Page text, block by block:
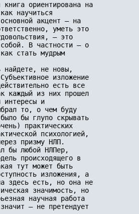
книга ориентирована на
научиться
акцент – на
уметь это
– это
В частности – о
стать мудрым
найдете, не новы,
изложение
есть все
каждый из них прошел
интересы и
то, о чем буду
бы глупо скрывать
практических
психологией,
призму НЛП.
бы любой НЛПер,
происходящего в
тут может быть
изложения, а
здесь есть, но она не
значимость, но
научная работа
– не претендует